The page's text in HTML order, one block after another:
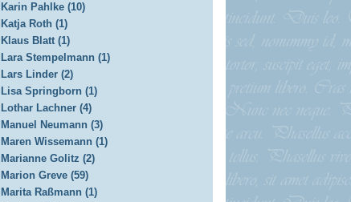
Karin Pahlke (10)
Katja Roth (1)
Klaus Blatt (1)
Lara Stempelmann (1)
Lars Linder (2)
Lisa Springborn (1)
Lothar Lachner (4)
Manuel Neumann (3)
Maren Wissemann (1)
Marianne Golitz (2)
Marion Greve (59)
Marita Raßmann (1)